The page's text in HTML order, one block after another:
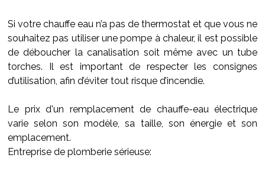
Si votre chauffe eau n’a pas de thermostat et que vous ne
souhaitez pas utiliser une pompe à chaleur, il est possible
de déboucher la canalisation soit même avec un tube
torches. Il est important de respecter les consignes
d’utilisation, afin d’éviter tout risque d’incendie.
Le prix d'un remplacement de chauffe-eau électrique
varie selon son modèle, sa taille, son énergie et son
emplacement.
Entreprise de plomberie sérieuse: